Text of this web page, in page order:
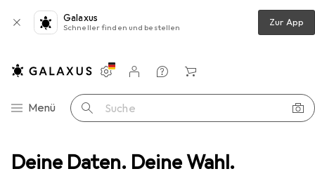
Deine Daten. Deine Wahl.
Galaxus
Schneller finden und bestellen Zur App
Navigation nach Kategorien
Menü Suche
Einstellungen
Kundenkonto
Vergleichslisten
Merklisten
Warenkorb
Niimbot K3W Commercial Lake Blue